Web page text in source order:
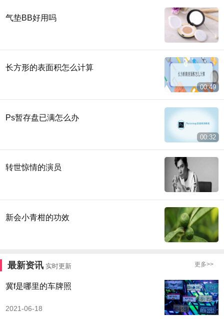
气垫BB好用吗
长方形的表面积怎么计算
00:49
Ps暂存盘已满怎么办
00:32
转世惊情的演员
新会小青柑的功效
最新资讯 实时更新 更多>>
冀f是哪里的车牌照
2021-06-18